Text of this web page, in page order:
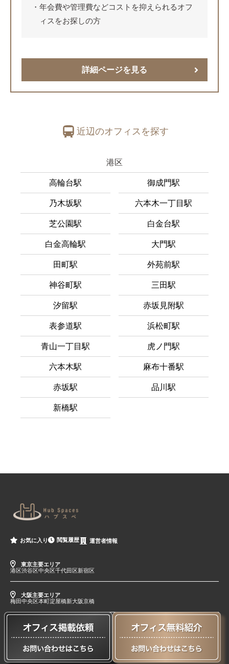
年会費や管理費などコストを抑えられるオフ
ィスをお探しの方
詳細ページを見る
近辺のオフィスを探す
港区
高輪台駅 御成門駅
乃木坂駅 六本木一丁目駅
芝公園駅 白金台駅
白金高輪駅 大門駅
田町駅 外苑前駅
神谷町駅 三田駅
汐留駅 赤坂見附駅
表参道駅 浜松町駅
青山一丁目駅 虎ノ門駅
六本木駅 麻布十番駅
赤坂駅 品川駅
新橋駅
お気に入り 閲覧履歴 運営者情報
東京主要エリア
港区渋谷区中央区千代田区新宿区
大阪主要エリア
梅田中央区本町淀屋橋新大阪京橋